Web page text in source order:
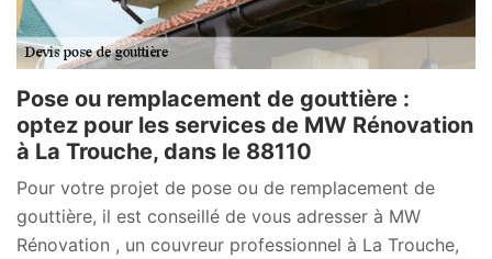
Pose ou remplacement de gouttière :
optez pour les services de MW Rénovation
à La Trouche, dans le 88110
Pour votre projet de pose ou de remplacement de
gouttière, il est conseillé de vous adresser à MW
Rénovation , un couvreur professionnel à La Trouche,